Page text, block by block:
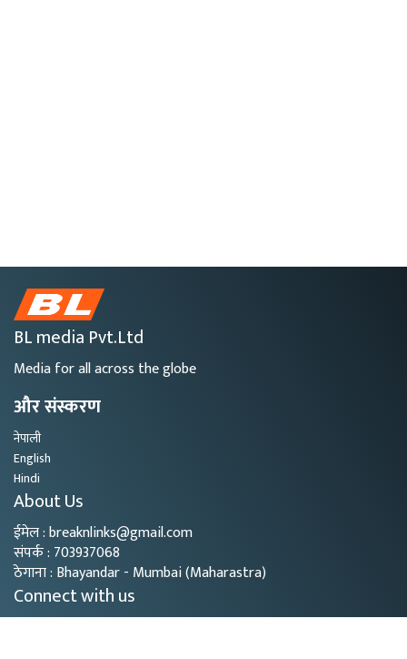
BL media Pvt.Ltd
Media for all across the globe
और संस्करण
नेपाली
English
Hindi
About Us
ईमेल : breaknlinks@gmail.com
संपर्क : 703937068
ठेगाना : Bhayandar - Mumbai (Maharastra)
Connect with us